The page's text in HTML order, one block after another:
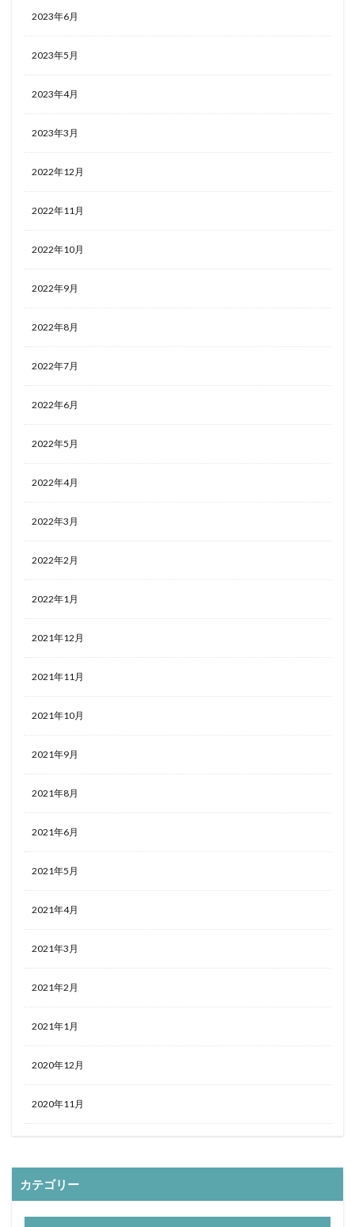
2023年6月
2023年5月
2023年4月
2023年3月
2022年12月
2022年11月
2022年10月
2022年9月
2022年8月
2022年7月
2022年6月
2022年5月
2022年4月
2022年3月
2022年2月
2022年1月
2021年12月
2021年11月
2021年10月
2021年9月
2021年8月
2021年6月
2021年5月
2021年4月
2021年3月
2021年2月
2021年1月
2020年12月
2020年11月
カテゴリー